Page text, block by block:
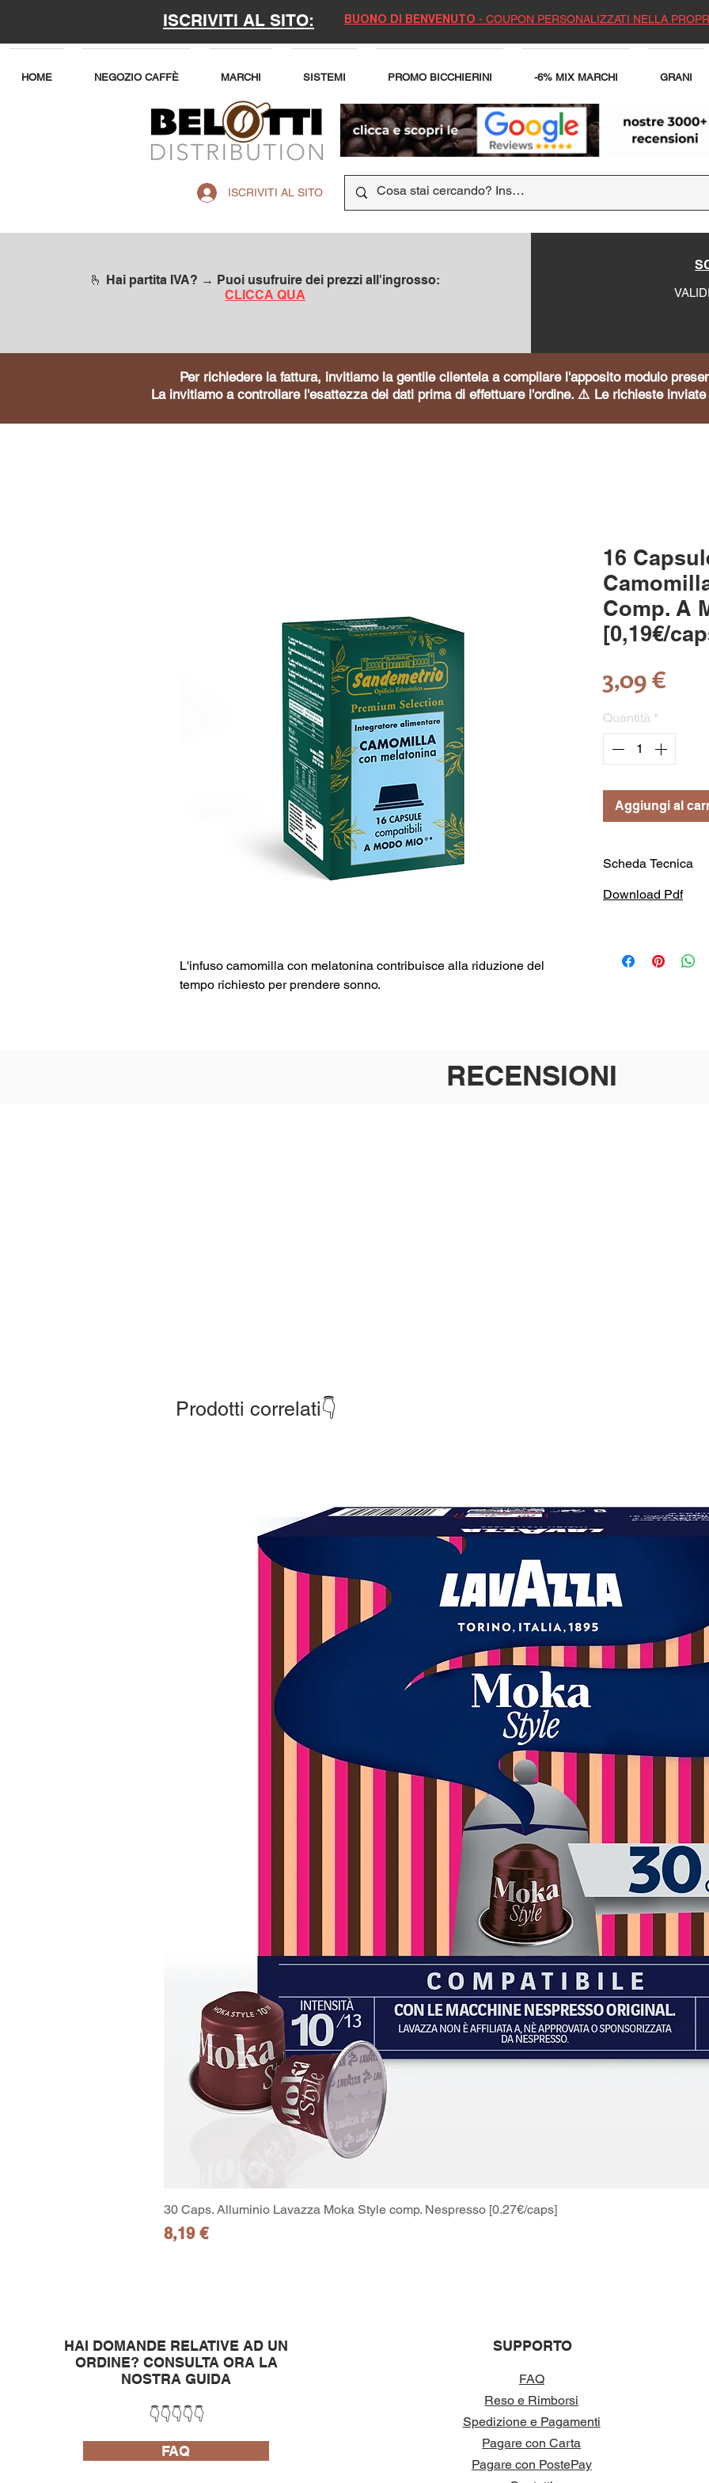
ISCRIVITI AL SITO: BUONO DI BENVENUTO - COUPON PERSONALIZZATI NELLA
HOME NEGOZIO CAFFÈ MARCHI SISTEMI PROMO BICCHIERINI -6% MIX MARCHI GRANI
ISCRIVITI AL SITO
🫰 Hai partita IVA? → Puoi usufruire dei prezzi all'ingrosso:
CLICCA QUA
Per richiedere la fattura, invitiamo la gentile clientela a compilare l'apposito modulo
La invitiamo a controllare l'esattezza dei dati prima di effettuare l'ordine. ⚠️ Le richieste
L'infuso camomilla con melatonina contribuisce alla riduzione del
tempo richiesto per prendere sonno.
16
Comp. A
[0,19€/
3,09 €
Quantità *
Aggiungi al
Scheda Tecnica
Download Pdf
RECENSIONI
Prodotti correlati👇
Vista rapida
30 Caps. Alluminio Lavazza Moka Style comp. Nespresso [0.27€/caps]
Prezzo
8,19 €
HAI DOMANDE RELATIVE AD UN
ORDINE? CONSULTA ORA LA
NOSTRA GUIDA
👇👇👇👇👇
FAQ
SUPPORTO
FAQ
Reso e Rimborsi
Spedizione e Pagamenti
Pagare con Carta
Pagare con PostePay